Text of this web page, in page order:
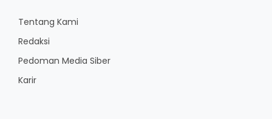
Tentang Kami
Redaksi
Pedoman Media Siber
Karir